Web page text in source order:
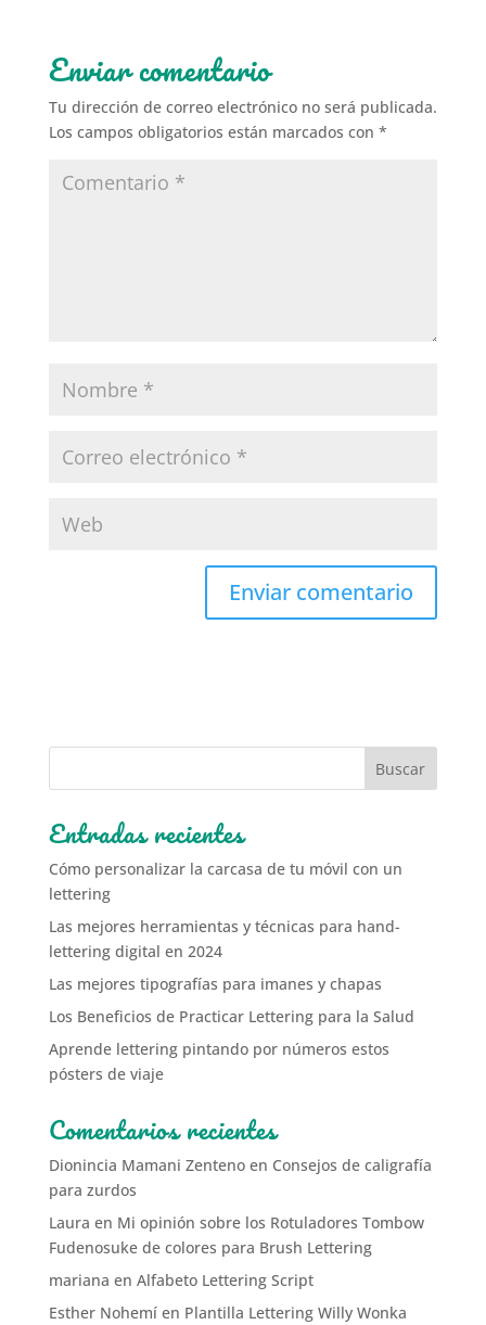
Enviar comentario
Tu dirección de correo electrónico no será publicada.
Los campos obligatorios están marcados con *
Entradas recientes
Cómo personalizar la carcasa de tu móvil con un
lettering
Las mejores herramientas y técnicas para hand-
lettering digital en 2024
Las mejores tipografías para imanes y chapas
Los Beneficios de Practicar Lettering para la Salud
Aprende lettering pintando por números estos
pósters de viaje
Comentarios recientes
Dionincia Mamani Zentenoen Consejos de caligrafía
para zurdos
Laura en Mi opinión sobre los Rotuladores Tombow
Fudenosuke de colores para Brush Lettering
mariana en Alfabeto Lettering Script
Esther Nohemíen Plantilla Lettering Willy Wonka